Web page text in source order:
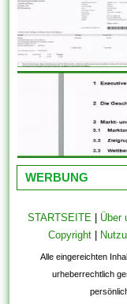
WERBUNG
STARTSEITE| Über
Copyright
Alle eingereichten
urheberrechtlich